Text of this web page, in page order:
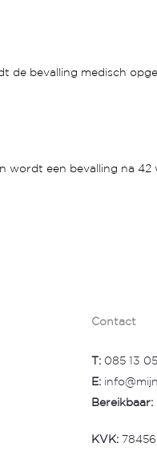
bevalling medisch
wordt een bevalling na
Contact
T: 085 13
E:
Bereikbaar:
KVK: